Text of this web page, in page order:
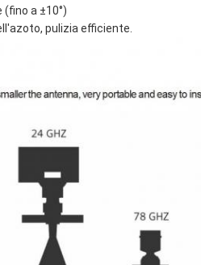
a ±10°)
pulizia efficiente.